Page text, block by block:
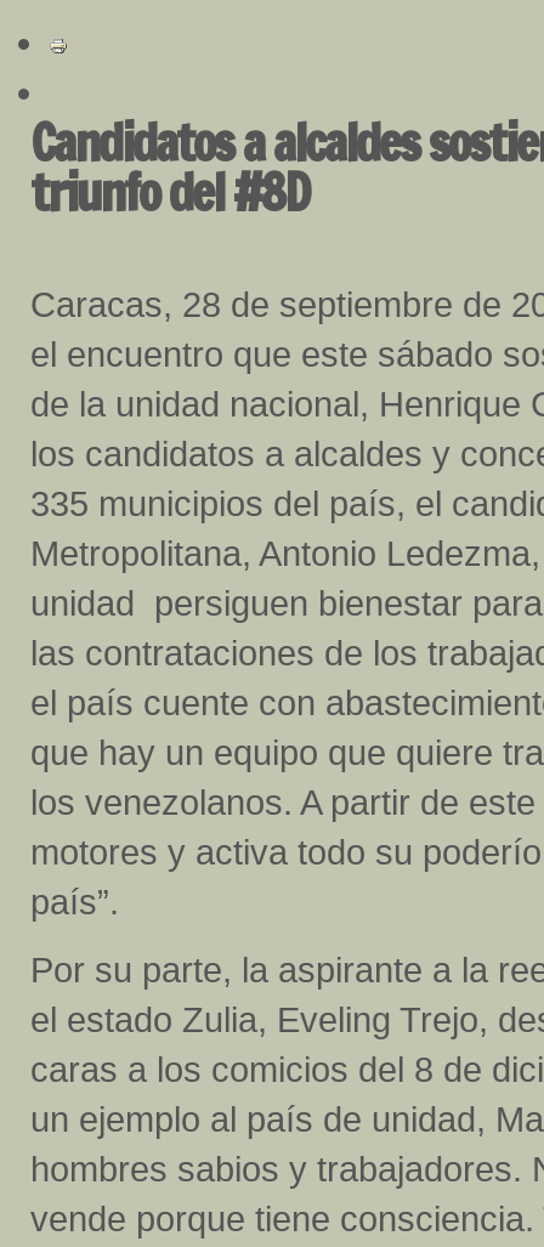
Candidatos a alcaldes
triunfo del #8D
Caracas, 28 de septiembre de
el encuentro que este sábado
de la unidad nacional, Henrique
los candidatos a alcaldes y
335 municipios del país, el
Metropolitana, Antonio
unidad persiguen bienestar
las contrataciones de los
el país cuente con
que hay un equipo que quiere
los venezolanos. A partir de
motores y activa todo su
país”.
Por su parte, la aspirante a la
el estado Zulia, Eveling Trejo,
caras a los comicios del 8 de
un ejemplo al país de unidad,
hombres sabios y trabajadores.
vende porque tiene